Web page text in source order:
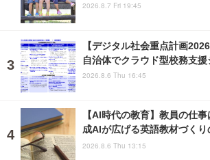
2026.8.7 Fri 19:45
【デジタル社会重点計画
自治体でクラウド型校務支
2026.8.6 Thu 16:45
【AI時代の教育】教員の仕
成AIが広げる英語教材づくり
2026.8.6 Thu 13:15